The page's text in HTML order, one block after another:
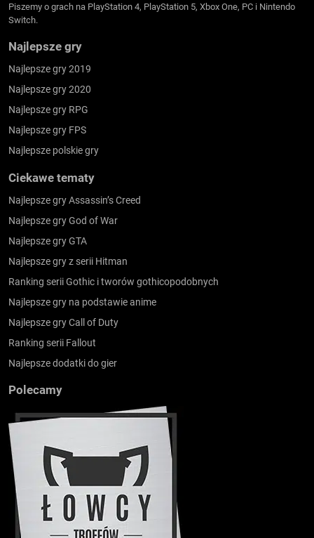
Piszemy o grach na PlayStation 4, PlayStation 5, Xbox One, PC i Nintendo
Switch.
Najlepsze gry
Najlepsze gry 2019
Najlepsze gry 2020
Najlepsze gry RPG
Najlepsze gry FPS
Najlepsze polskie gry
Ciekawe tematy
Najlepsze gry Assassin’s Creed
Najlepsze gry God of War
Najlepsze gry GTA
Najlepsze gry z serii Hitman
Ranking serii Gothic i tworów gothicopodobnych
Najlepsze gry na podstawie anime
Najlepsze gry Call of Duty
Ranking serii Fallout
Najlepsze dodatki do gier
Polecamy